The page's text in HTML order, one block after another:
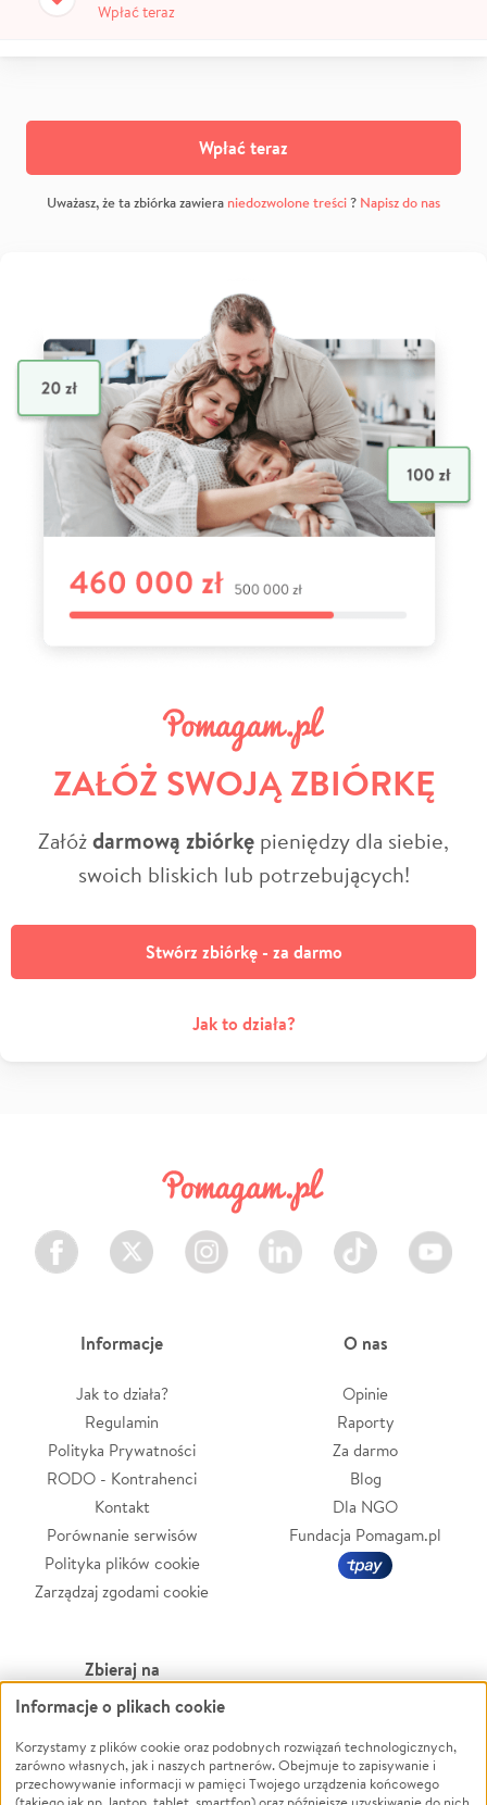
Wpłać teraz
Wpłać teraz
Uważasz, że ta zbiórka zawiera niedozwolone treści? Napisz do nas
ZAŁÓŻ SWOJĄ ZBIÓRKĘ
Załóżdarmową zbiórkę pieniędzy dla siebie,
swoich bliskich lub potrzebujących!
Stwórz zbiórkę - za darmo
Jak to działa?
Facebook Twitter Instagram LinkedIn TikTok Youtube
Informacje
Jak to działa?
Regulamin
Polityka Prywatności
RODO - Kontrahenci
Kontakt
Porównanie serwisów
Polityka plików cookie
Zarządzaj zgodami cookie
O nas
Opinie
Raporty
Za darmo
Blog
Dla NGO
Fundacja Pomagam.pl
Zbieraj na
Leczenie
Zwierzęta
Pożar
Powódź
Wichura
Informacje o plikach cookie
Korzystamy z plików cookie oraz podobnych rozwiązań technologicznych,
zarówno własnych, jak i naszych partnerów. Obejmuje to zapisywanie i
przechowywanie informacji w pamięci Twojego urządzenia końcowego